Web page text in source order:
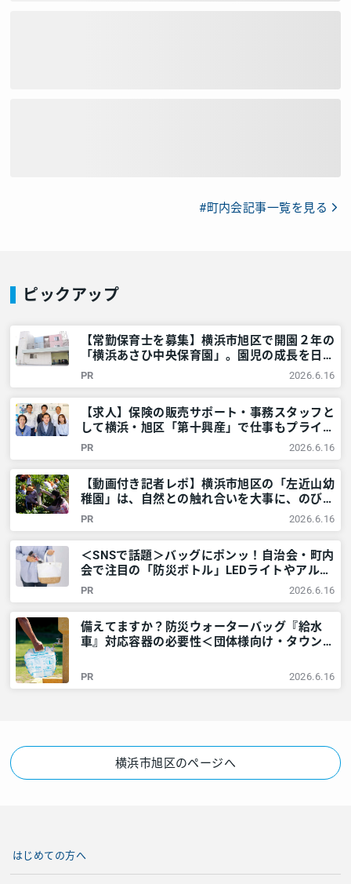
#町内会記事一覧を見る
ピックアップ
【常勤保育士を募集】横浜市旭区で開園２年の
「横浜あさひ中央保育園」。園児の成長を日々
実感。「新しい歴史をともにつくりません
か？」 – 神奈川・東京多摩のご近所情報 – レ
アリア
PR 2026.6.16
【求人】保険の販売サポート・事務スタッフと
して横浜・旭区「第十興産」で仕事もプライベ
ートも充実させませんか？ – 神奈川・東京多
摩のご近所情報 – レアリア
PR 2026.6.16
【動画付き記者レポ】横浜市旭区の「左近山幼
稚園」は、自然との触れ合いを大事に、のびの
びとした教育を提供！＜満3歳児募集中＞ – 神
奈川・東京多摩のご近所情報 – レアリア
PR 2026.6.16
＜SNSで話題＞バッグにポンッ！自治会・町内
会で注目の「防災ボトル」LEDライトやアルミ
シートなど6点が1本に – 神奈川・東京多摩の
ご近所情報 – レアリア
PR 2026.6.16
備えてますか？防災ウォーターバッグ『給水
車』対応容器の必要性＜団体様向け・タウンニ
多摩のご近所情報 – レアリア
PR 2026.6.16
横浜市旭区のページへ
はじめての方へ